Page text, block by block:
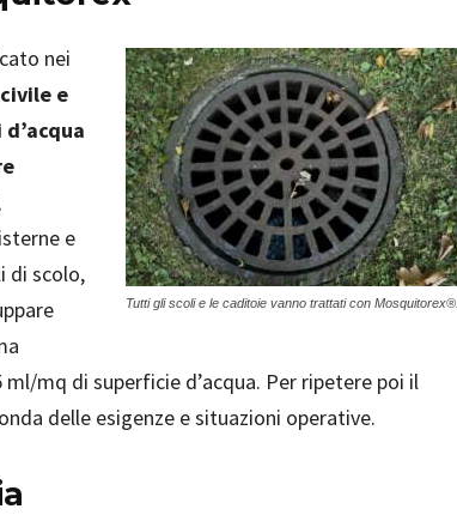
Tutti gli scoli e le caditoie vanno trattati con Mosquitorex®.
nei
e
e
di scolo,
mq di superficie d’acqua. Per ripetere poi il
delle esigenze e situazioni operative.